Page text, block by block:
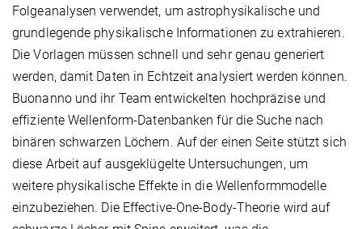
Folgeanalysen verwendet, um astrophysikalische und
grundlegende physikalische Informationen zu extrahieren.
Die Vorlagen müssen schnell und sehr genau generiert
werden, damit Daten in Echtzeit analysiert werden können.
Buonanno und ihr Team entwickelten hochpräzise und
effiziente Wellenform-Datenbanken für die Suche nach
binären schwarzen Löchern. Auf der einen Seite stützt sich
diese Arbeit auf ausgeklügelte Untersuchungen, um
weitere physikalische Effekte in die Wellenformmodelle
einzubeziehen. Die Effective-One-Body-Theorie wird auf